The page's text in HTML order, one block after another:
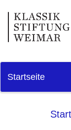
Startseite
Start